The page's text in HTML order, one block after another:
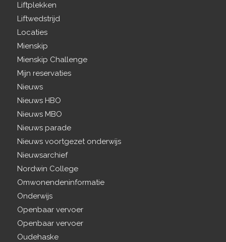
Liftplekken
Liftwedstrijd
Locaties
Mienskip
Mienskip Challenge
Mijn reservaties
Nieuws
Nieuws HBO
Nieuws MBO
Nieuws parade
Nieuws voortgezet onderwijs
Nieuwsarchief
Nordwin College
Omwonendeninformatie
Onderwijs
Openbaar vervoer
Openbaar vervoer
Oudehaske